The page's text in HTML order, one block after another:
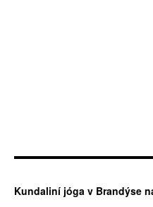
Kundaliní jóga v Brandýse